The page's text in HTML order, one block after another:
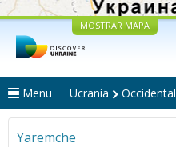
MOSTRAR MAPA
Menu Ucrania Occidental
Yaremche